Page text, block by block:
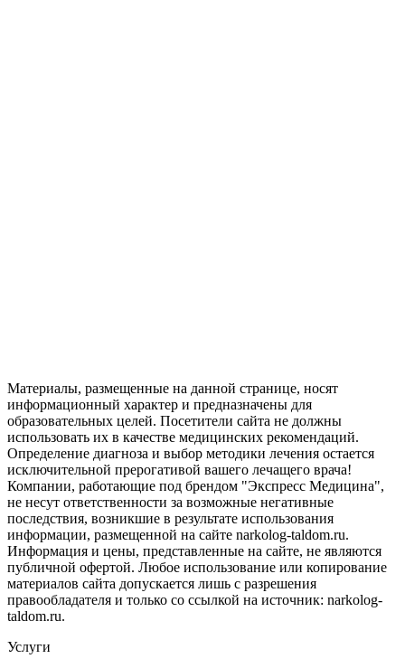
Материалы, размещенные на данной странице, носят
информационный характер и предназначены для
образовательных целей. Посетители сайта не должны
использовать их в качестве медицинских рекомендаций.
Определение диагноза и выбор методики лечения остается
исключительной прерогативой вашего лечащего врача!
Компании, работающие под брендом "Экспресс Медицина",
не несут ответственности за возможные негативные
последствия, возникшие в результате использования
информации, размещенной на сайте narkolog-taldom.ru.
Информация и цены, представленные на сайте, не являются
публичной офертой. Любое использование или копирование
материалов сайта допускается лишь с разрешения
правообладателя и только со ссылкой на источник: narkolog-
taldom.ru.
Услуги